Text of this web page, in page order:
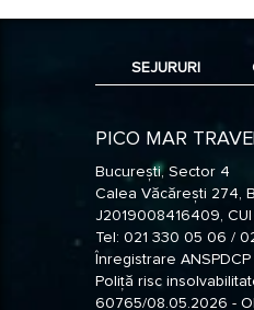
SEJURURI
PICO MAR
București, Sector 4
Calea Văcărești 274,
J2019008416409, CUI
Tel: 021 330 05 06 /
Înregistrare
Poliță risc
60765/08.05.2026 -